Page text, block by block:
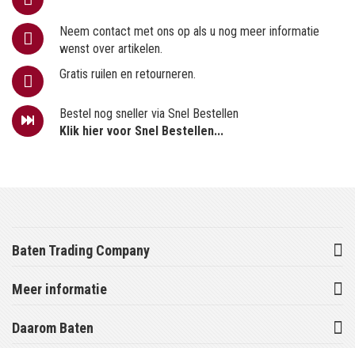
Neem contact met ons op als u nog meer informatie
wenst over artikelen.
Gratis ruilen en retourneren.
Bestel nog sneller via Snel Bestellen
Klik hier voor Snel Bestellen...
Baten Trading Company
Meer informatie
Daarom Baten